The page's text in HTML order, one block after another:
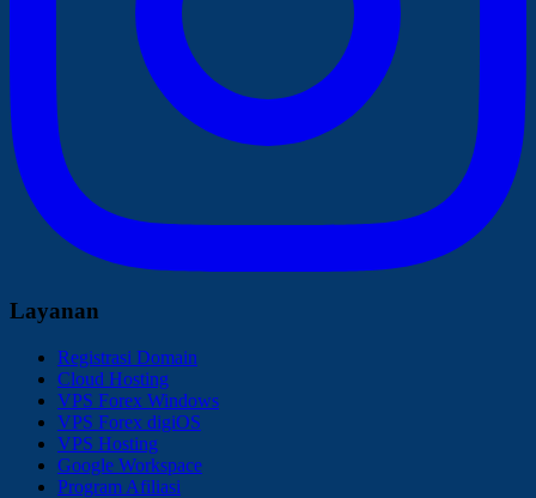
Layanan
Registrasi Domain
Cloud Hosting
VPS Forex Windows
VPS Forex digiOS
VPS Hosting
Google Workspace
Program Afiliasi